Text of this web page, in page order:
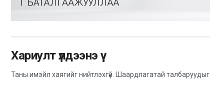
Хариулт үлдээнэ үү
Таны имэйл хаягийг нийтлэхгүй. Шаардлагатай талбаруудыг